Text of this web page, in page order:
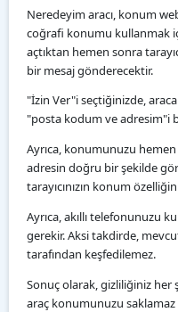
Neredeyim aracı, konum
coğrafi konumu kullanmak
açtıktan hemen sonra
bir mesaj gönderecektir.
"İzin Ver"i seçtiğinizde,
"posta kodum ve adresim"i
Ayrıca, konumunuzu
adresin doğru bir şekilde
tarayıcınızın konum
Ayrıca, akıllı telefonunuzu
gerekir. Aksi takdirde,
tarafından keşfedilemez.
Sonuç olarak, gizliliğiniz her
araç konumunuzu